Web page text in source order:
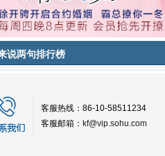
说两句排行榜
客服热线：86-10-58511234
客服邮箱： kf@vip.sohu.com